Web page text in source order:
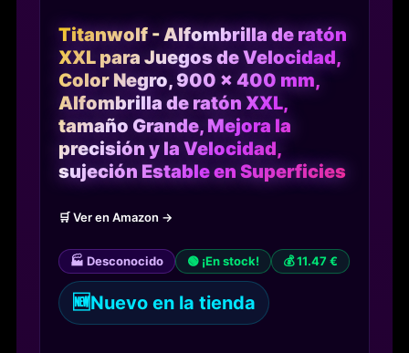
Titanwolf - Alfombrilla de ratón
XXL para Juegos de Velocidad,
Color Negro, 900 x 400 mm,
Alfombrilla de ratón XXL,
tamaño Grande, Mejora la
precisión y la Velocidad,
sujeción Estable en Superficies
🛒 Ver en Amazon →
🏭 Desconocido 🟢 ¡En stock! 💰 11.47 €
🆕Nuevo en la tienda